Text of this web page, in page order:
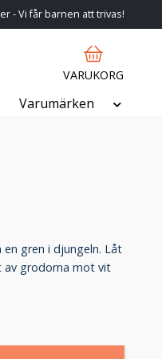
- Vi får barnen att trivas!
VARUKORG
Varumärken
gren i djungeln. Låt
av grodorna mot vit